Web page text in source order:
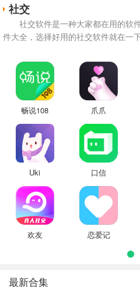
社交
社交软件是一种大家都在用的软
件大全，选择好用的社交软件就在一下
畅说108 爪爪
Uki 口信
欢友 恋爱记
最新合集